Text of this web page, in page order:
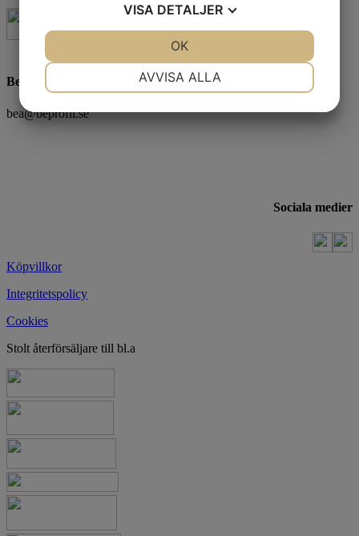
Beatrice Bornius
bea@beprofil.se
Sociala medier
Köpvillkor
Integritetspolicy
Cookies
Stolt återförsäljare till bl.a
VISA DETALJER
AVVISA ALLA
OK